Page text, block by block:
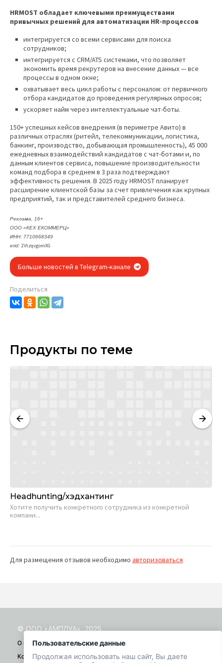
HRMOST обладает ключевыми преимуществами
привычных решений для автоматизации HR-процессов
интегрируется со всеми сервисами для поиска
сотрудников;
интегрируется с CRM/ATS системами, что позволяет
экономить время рекрутеров на внесение данных — все
процессы в одном окне;
охватывает весь цикл работы с персоналом: от первичного
отбора кандидатов до проведения регулярных опросов;
ускоряет найм через интеллектуальные чат-боты.
150+ успешных кейсов внедрения (в периметре Авито) в
различных отраслях (ритейл, телекоммуникации, логистика,
банкинг, производство, добывающая промышленность), 45 000
ежедневных взаимодействий кандидатов с чат-ботами и, по
данным клиентов сервиса, повышение производительности
команд подбора в среднем в 3 раза подтверждают
эффективность решения. В 2025 году HRMOST планирует
расширение клиентской базы за счет привлечения как крупных
предприятий, так и представителей среднего бизнеса.
Реклама, 16+
ООО «КЕХ ЕКОММЕРЦ»
ИНН: 7710668349
erid: 2VtzqvgomXG
Больше новостей в Telegram-канале
Поделиться
Продукты по теме
Headhunting/хэдхантинг
Хотите получить конкретного сотрудника из конкретной
компани...
Для размещения отзывов необходимо авторизоваться
Пользовательские данные
Продолжая использовать наш сайт, Вы даете
© ООО «АМПЛУА», 2025
О проекте
Контакты